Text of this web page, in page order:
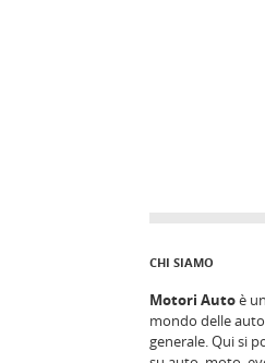
CHI SIAMO
Motori Autoè
mondo delle
generale. Qui si